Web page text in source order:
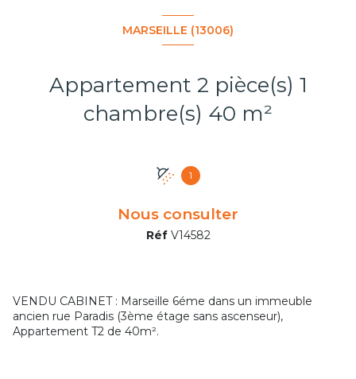
MARSEILLE (13006)
Appartement 2 pièce(s) 1
chambre(s) 40 m²
1
Nous consulter
Réf V14582
VENDU CABINET : Marseille 6éme dans un immeuble
ancien rue Paradis (3ème étage sans ascenseur),
Appartement T2 de 40m².